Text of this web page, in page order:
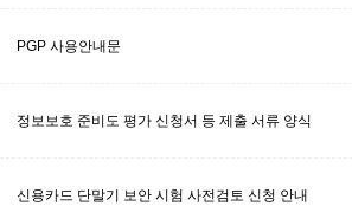
PGP 사용안내문
정보보호 준비도 평가 신청서 등 제출 서류 양식
신용카드 단말기 보안 시험 사전검토 신청 안내